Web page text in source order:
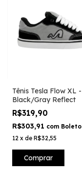
Tênis Tesla Flow XL -
Black/Gray Reflect
R$319,90
R$303,91 com Boleto
12 x de R$32,55
Comprar